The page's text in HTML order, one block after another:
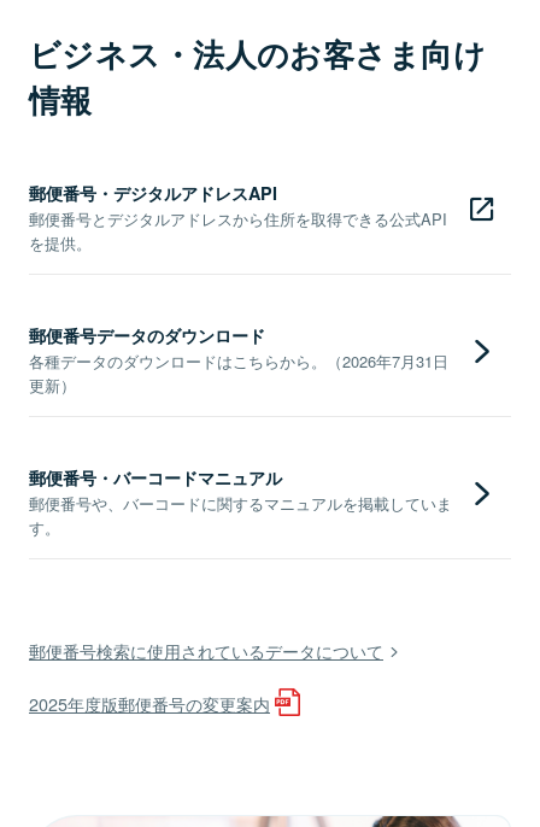
ビジネス・法人のお客さま向け
情報
郵便番号・デジタルアドレスAPI
郵便番号とデジタルアドレスから住所を取得できる公式API
を提供。
郵便番号データのダウンロード
各種データのダウンロードはこちらから。（2026年7月31日
更新）
郵便番号・バーコードマニュアル
郵便番号や、バーコードに関するマニュアルを掲載していま
す。
郵便番号検索に使用されているデータについて
2025年度版郵便番号の変更案内